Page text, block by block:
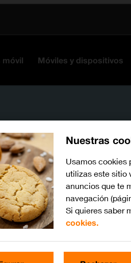
móvil Móviles y dispositivos
Nuestras
Usamos cookies
utilizas este sitio
anuncios que te
navegación
Si quieres saber
cookies.